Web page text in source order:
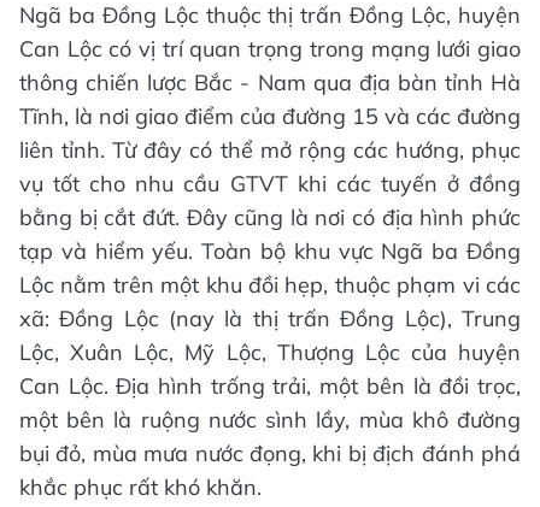
Ngã ba Đồng Lộc thuộc thị trấn Đồng Lộc, huyện
Can Lộc có vị trí quan trọng trong mạng lưới giao
thông chiến lược Bắc - Nam qua địa bàn tỉnh Hà
Tĩnh, là nơi giao điểm của đường 15 và các đường
liên tỉnh. Từ đây có thể mở rộng các hướng, phục
vụ tốt cho nhu cầu GTVT khi các tuyến ở đồng
bằng bị cắt đứt. Đây cũng là nơi có địa hình phức
tạp và hiểm yếu. Toàn bộ khu vực Ngã ba Đồng
Lộc nằm trên một khu đồi hẹp, thuộc phạm vi các
xã: Đồng Lộc (nay là thị trấn Đồng Lộc), Trung
Lộc, Xuân Lộc, Mỹ Lộc, Thượng Lộc của huyện
Can Lộc. Địa hình trống trải, một bên là đồi trọc,
một bên là ruộng nước sình lầy, mùa khô đường
bụi đỏ, mùa mưa nước đọng, khi bị địch đánh phá
khắc phục rất khó khăn.